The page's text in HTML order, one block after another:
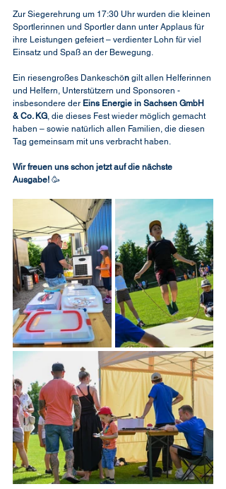
Zur Siegerehrung um 17:30 Uhr wurden die kleinen
Sportlerinnen und Sportler dann unter Applaus für
ihre Leistungen gefeiert – verdienter Lohn für viel
Einsatz und Spaß an der Bewegung.
Ein riesengroßes Dankeschön gilt allen Helferinnen
und Helfern, Unterstützern und Sponsoren -
insbesondere der Eins Energie in Sachsen GmbH
& Co. KG, die dieses Fest wieder möglich gemacht
haben – sowie natürlich allen Familien, die diesen
Tag gemeinsam mit uns verbracht haben.
Wir freuen uns schon jetzt auf die nächste
Ausgabe! 🥳